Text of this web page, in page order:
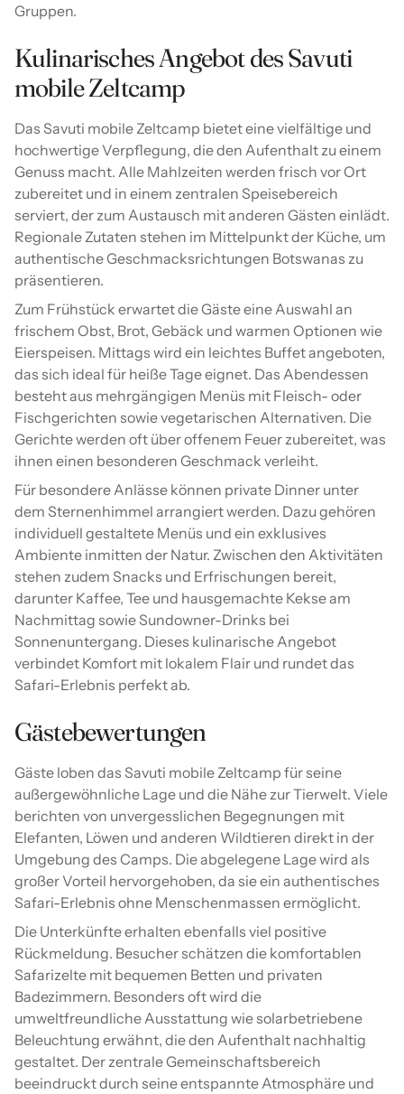
Gruppen.
Kulinarisches Angebot des Savuti
mobile Zeltcamp
Das Savuti mobile Zeltcamp bietet eine vielfältige und
hochwertige Verpflegung, die den Aufenthalt zu einem
Genuss macht. Alle Mahlzeiten werden frisch vor Ort
zubereitet und in einem zentralen Speisebereich
serviert, der zum Austausch mit anderen Gästen einlädt.
Regionale Zutaten stehen im Mittelpunkt der Küche, um
authentische Geschmacksrichtungen Botswanas zu
präsentieren.
Zum Frühstück erwartet die Gäste eine Auswahl an
frischem Obst, Brot, Gebäck und warmen Optionen wie
Eierspeisen. Mittags wird ein leichtes Buffet angeboten,
das sich ideal für heiße Tage eignet. Das Abendessen
besteht aus mehrgängigen Menüs mit Fleisch- oder
Fischgerichten sowie vegetarischen Alternativen. Die
Gerichte werden oft über offenem Feuer zubereitet, was
ihnen einen besonderen Geschmack verleiht.
Für besondere Anlässe können private Dinner unter
dem Sternenhimmel arrangiert werden. Dazu gehören
individuell gestaltete Menüs und ein exklusives
Ambiente inmitten der Natur. Zwischen den Aktivitäten
stehen zudem Snacks und Erfrischungen bereit,
darunter Kaffee, Tee und hausgemachte Kekse am
Nachmittag sowie Sundowner-Drinks bei
Sonnenuntergang. Dieses kulinarische Angebot
verbindet Komfort mit lokalem Flair und rundet das
Safari-Erlebnis perfekt ab.
Gästebewertungen
Gäste loben das Savuti mobile Zeltcamp für seine
außergewöhnliche Lage und die Nähe zur Tierwelt. Viele
berichten von unvergesslichen Begegnungen mit
Elefanten, Löwen und anderen Wildtieren direkt in der
Umgebung des Camps. Die abgelegene Lage wird als
großer Vorteil hervorgehoben, da sie ein authentisches
Safari-Erlebnis ohne Menschenmassen ermöglicht.
Die Unterkünfte erhalten ebenfalls viel positive
Rückmeldung. Besucher schätzen die komfortablen
Safarizelte mit bequemen Betten und privaten
Badezimmern. Besonders oft wird die
umweltfreundliche Ausstattung wie solarbetriebene
Beleuchtung erwähnt, die den Aufenthalt nachhaltig
gestaltet. Der zentrale Gemeinschaftsbereich
beeindruckt durch seine entspannte Atmosphäre und